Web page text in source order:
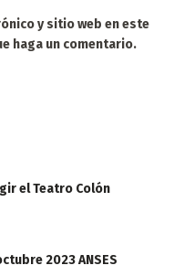
y sitio web en este
haga un comentario.
el Teatro Colón
2023 ANSES